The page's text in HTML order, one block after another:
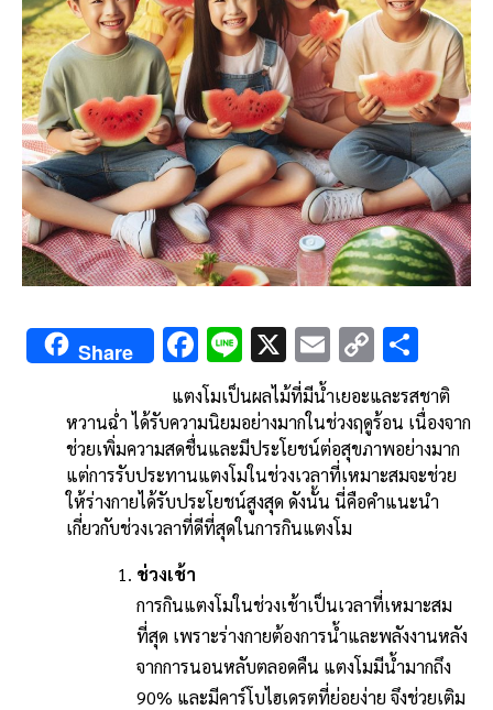
Share F
ac
e
b
o
o
Li
e
X E
ai
l
C
py
Li
n
k
h
ar
e
แตงโมเป็นผลไม้ที่มีน้ำเยอะและรสชาติ
หวานฉ่ำ ได้รับความนิยมอย่างมากในช่วงฤดูร้อน เนื่องจาก
ช่วยเพิ่มความสดชื่นและมีประโยชน์ต่อสุขภาพอย่างมาก
แต่การรับประทานแตงโมในช่วงเวลาที่เหมาะสมจะช่วย
ให้ร่างกายได้รับประโยชน์สูงสุด ดังนั้น นี่คือคำแนะนำ
เกี่ยวกับช่วงเวลาที่ดีที่สุดในการกินแตงโม
ช่วงเช้า
การกินแตงโมในช่วงเช้าเป็นเวลาที่เหมาะสม
ที่สุด เพราะร่างกายต้องการน้ำและพลังงานหลัง
จากการนอนหลับตลอดคืน แตงโมมีน้ำมากถึง
90% และมีคาร์โบไฮเดรตที่ย่อยง่าย จึงช่วยเติม